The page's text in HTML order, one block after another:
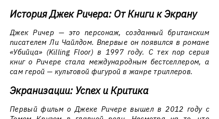
История Джек Ричера: От Книги к Экрану
Джек Ричер — это персонаж, созданный британским
писателем Ли Чайлдом. Впервые он появился в романе
«Убийца» (Killing Floor) в 1997 году. С тех пор серия
книг о Ричере стала международным бестселлером, а
сам герой — культовой фигурой в жанре триллеров.
Экранизации: Успех и Критика
Первый фильм о Джеке Ричере вышел в 2012 году с